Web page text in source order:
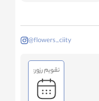
@flowers_ciity
تقویم رزور: